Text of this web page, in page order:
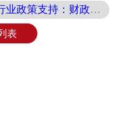
支持：财政补贴与税收优惠
表